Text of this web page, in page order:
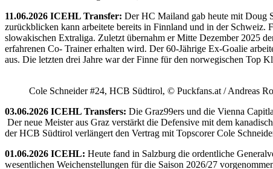
11.06.2026 ICEHL Transfer: Der HC Mailand gab heute mit Doug
zurückblicken kann arbeitete bereits in Finnland und in der Schweiz.
slowakischen Extraliga. Zuletzt übernahm er Mitte Dezember 2025
erfahrenen Co- Trainer erhalten wird. Der 60-Jährige Ex-Goalie
aus. Die letzten drei Jahre war der Finne für den norwegischen Top
Cole Schneider #24, HCB Südtirol, © Puckfans.at / Andreas
03.06.2026 ICEHL Transfers: Die Graz99ers und die Vienna
Der neue Meister aus Graz verstärkt die Defensive mit dem
der HCB Südtirol verlängert den Vertrag mit Topscorer Cole
01.06.2026 ICEHL: Heute fand in Salzburg die ordentliche
wesentlichen Weichenstellungen für die Saison 2026/27